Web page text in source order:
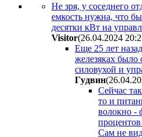
Не зря, у соседнего
емкость нужна, что
десятки кВт на
Visitor(26.04.2024
Еще 25 лет
железяках
силовухой и
Гyдвин
Сейчас
то и
волокно -
процентов
Сам не